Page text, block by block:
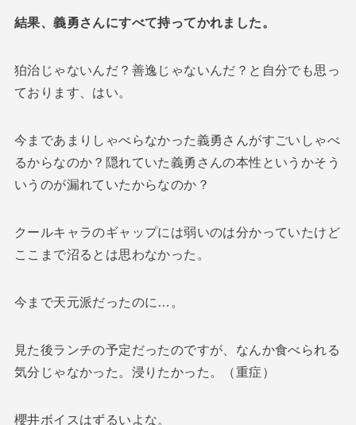
結果、義勇さんにすべて持ってかれました。
狛治じゃないんだ？善逸じゃないんだ？と自分でも思っ
ております、はい。
今まであまりしゃべらなかった義勇さんがすごいしゃべ
るからなのか？隠れていた義勇さんの本性というかそう
いうのが漏れていたからなのか？
クールキャラのギャップには弱いのは分かっていたけど
ここまで沼るとは思わなかった。
今まで天元派だったのに…。
見た後ランチの予定だったのですが、なんか食べられる
気分じゃなかった。浸りたかった。（重症）
櫻井ボイスはずるいよな。